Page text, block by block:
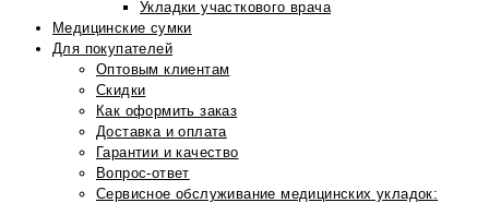
Укладки участкового врача
Медицинские сумки
Для покупателей
Оптовым клиентам
Скидки
Как оформить заказ
Доставка и оплата
Гарантии и качество
Вопрос-ответ
Сервисное обслуживание медицинских укладок: